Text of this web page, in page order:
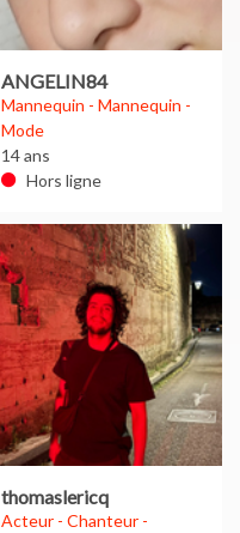
ANGELIN84
Mannequin - Mannequin -
Mode
14 ans
Hors ligne
thomaslericq
Acteur - Chanteur -